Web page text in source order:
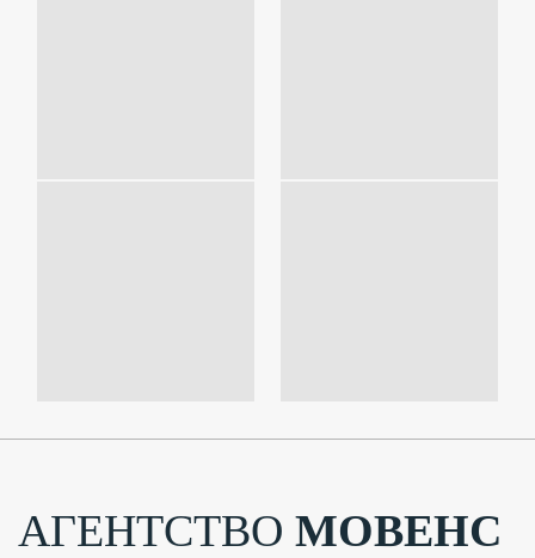
АГЕНТСТВО МОВЕНС